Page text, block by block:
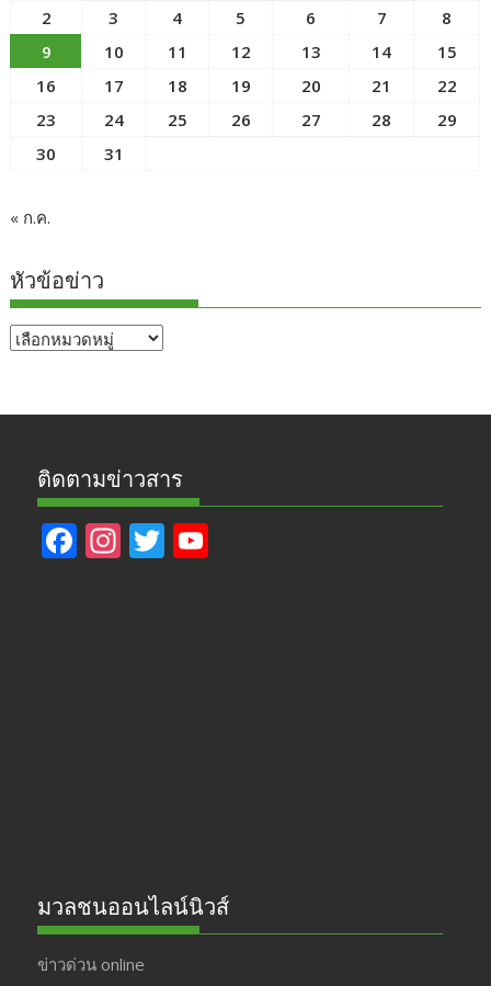
2
3 4 5 6 7
8
9
10 11 12 13 14
15
16
17 18 19 20 21
22
23
24 25 26 27 28
29
30
31
« ก.ค.
หัวข้อข่าว
หัวข้อ
ติดตามข่าวสาร
F In T
มวลชนออนไลน์นิวส์
ข่าวด่วน online